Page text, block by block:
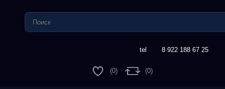
8 922 188 67 25
(0) (0)